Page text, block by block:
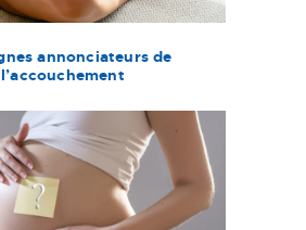
annonciateurs de
l’accouchement